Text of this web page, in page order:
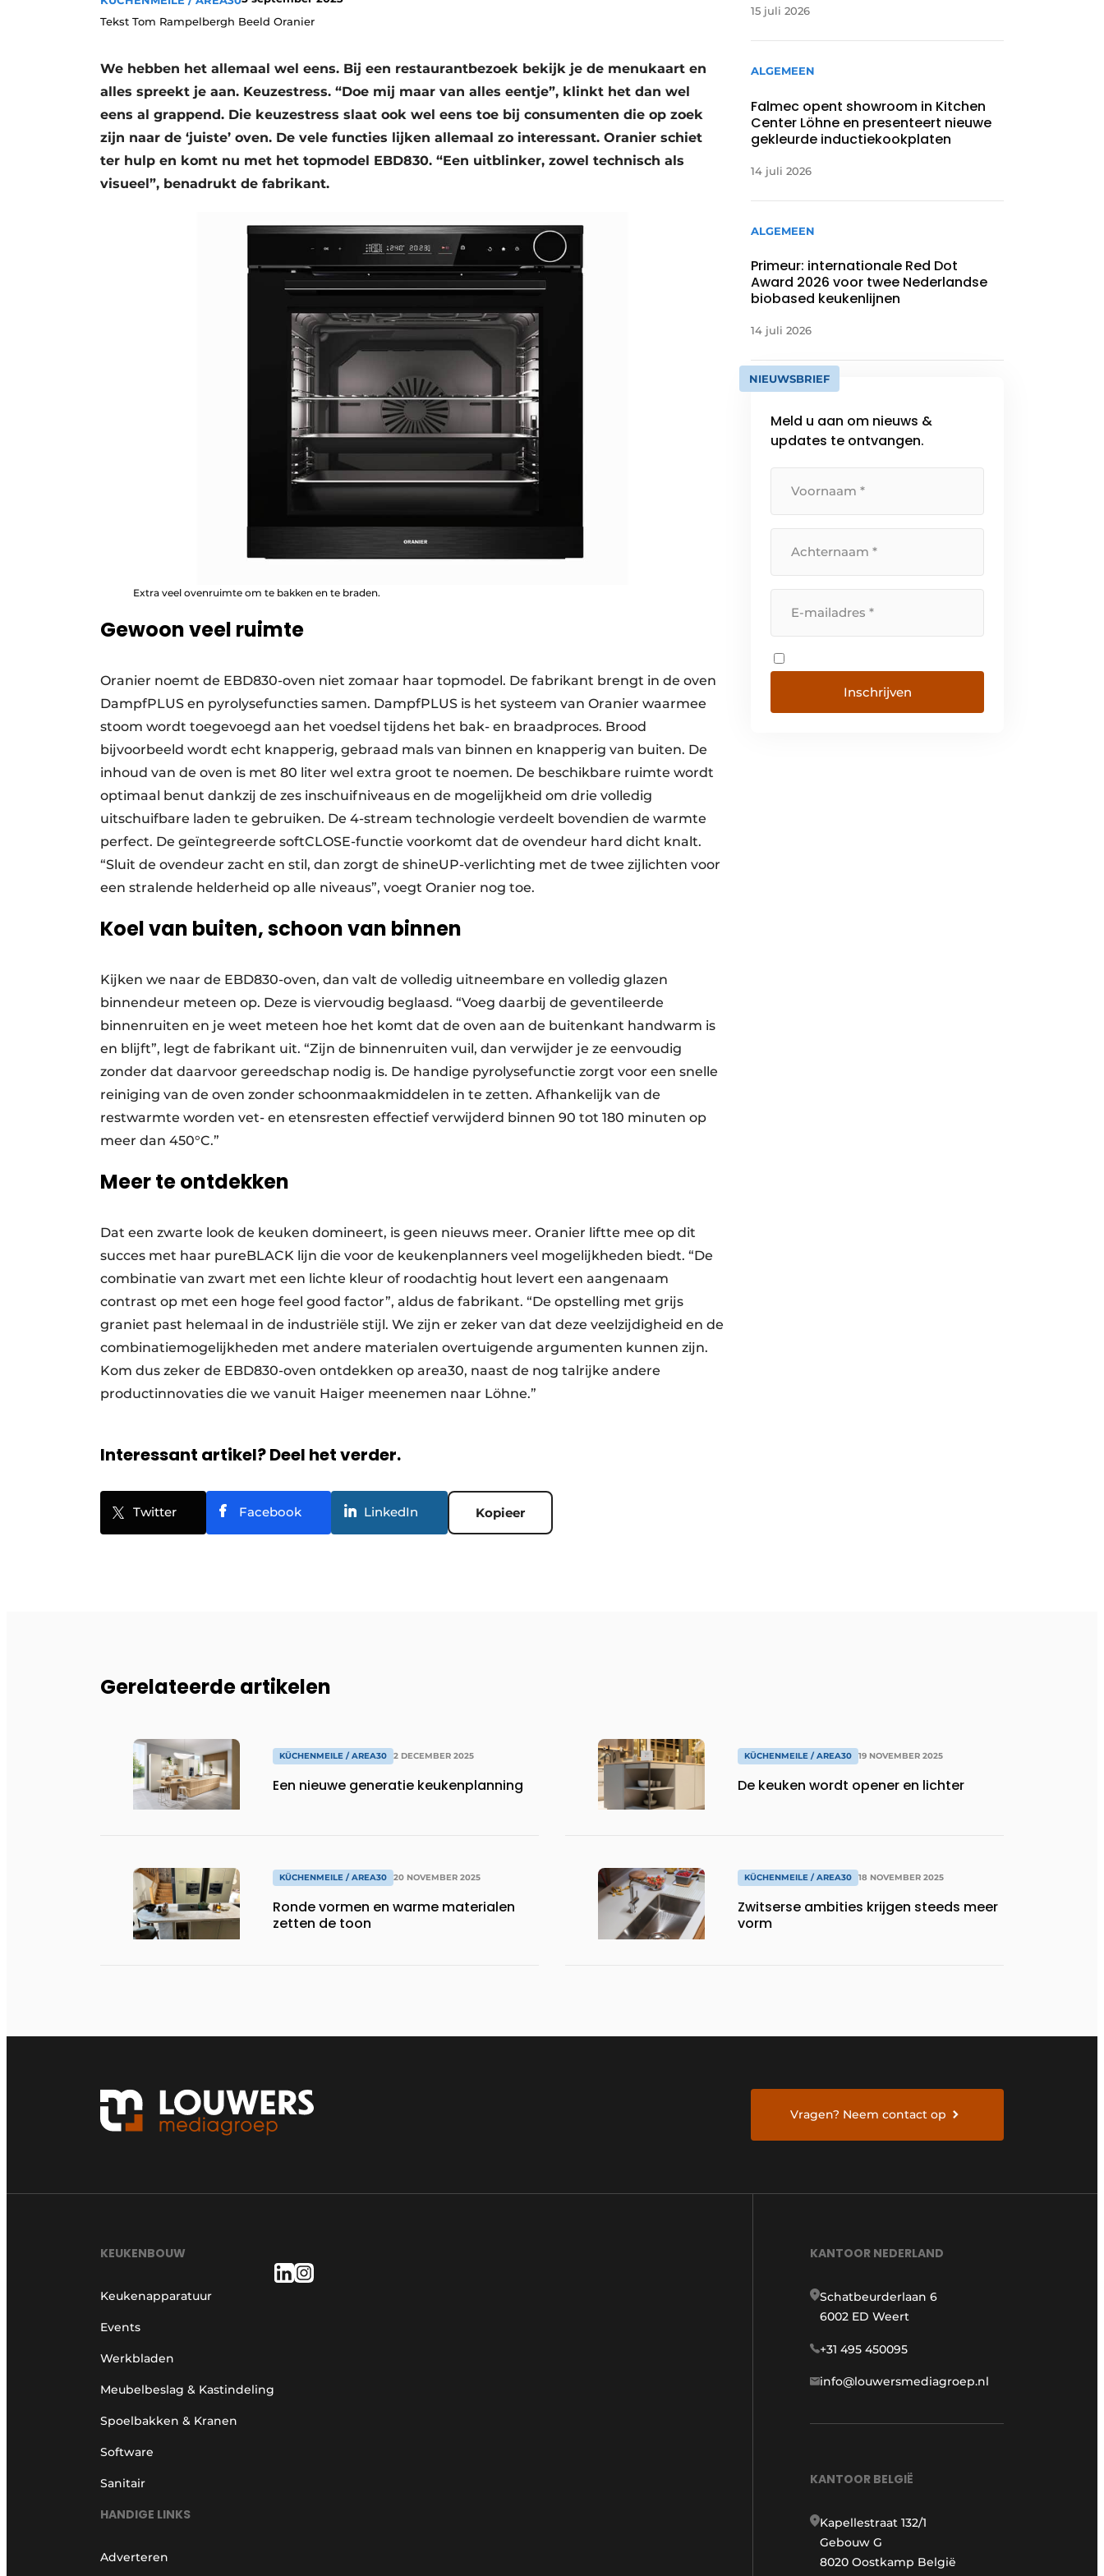
Vacature aanmelden
Video’s
Tekst Tom Rampelbergh Beeld Oranier
We hebben het allemaal wel eens. Bij een restaurantbezoek bekijk je de menukaart en
alles spreekt je aan. Keuzestress. “Doe mij maar van alles eentje”, klinkt het dan wel
eens al grappend. Die keuzestress slaat ook wel eens toe bij consumenten die op zoek
zijn naar de ‘juiste’ oven. De vele functies lijken allemaal zo interessant. Oranier schiet
ter hulp en komt nu met het topmodel EBD830. “Een uitblinker, zowel technisch als
visueel”, benadrukt de fabrikant.
Extra veel ovenruimte om te bakken en te braden.
Gewoon veel ruimte
Oranier noemt de EBD830-oven niet zomaar haar topmodel. De fabrikant brengt in de oven
DampfPLUS en pyrolysefuncties samen. DampfPLUS is het systeem van Oranier waarmee
stoom wordt toegevoegd aan het voedsel tijdens het bak- en braadproces. Brood
bijvoorbeeld wordt echt knapperig, gebraad mals van binnen en knapperig van buiten. De
inhoud van de oven is met 80 liter wel extra groot te noemen. De beschikbare ruimte wordt
optimaal benut dankzij de zes inschuifniveaus en de mogelijkheid om drie volledig
uitschuifbare laden te gebruiken. De 4-stream technologie verdeelt bovendien de warmte
perfect. De geïntegreerde softCLOSE-functie voorkomt dat de ovendeur hard dicht knalt.
“Sluit de ovendeur zacht en stil, dan zorgt de shineUP-verlichting met de twee zijlichten voor
een stralende helderheid op alle niveaus”, voegt Oranier nog toe.
Koel van buiten, schoon van binnen
Kijken we naar de EBD830-oven, dan valt de volledig uitneembare en volledig glazen
binnendeur meteen op. Deze is viervoudig beglaasd. “Voeg daarbij de geventileerde
binnenruiten en je weet meteen hoe het komt dat de oven aan de buitenkant handwarm is
en blijft”, legt de fabrikant uit. “Zijn de binnenruiten vuil, dan verwijder je ze eenvoudig
zonder dat daarvoor gereedschap nodig is. De handige pyrolysefunctie zorgt voor een snelle
reiniging van de oven zonder schoonmaakmiddelen in te zetten. Afhankelijk van de
restwarmte worden vet- en etensresten effectief verwijderd binnen 90 tot 180 minuten op
meer dan 450°C.”
Meer te ontdekken
Dat een zwarte look de keuken domineert, is geen nieuws meer. Oranier liftte mee op dit
succes met haar pureBLACK lijn die voor de keukenplanners veel mogelijkheden biedt. “De
combinatie van zwart met een lichte kleur of roodachtig hout levert een aangenaam
contrast op met een hoge feel good factor”, aldus de fabrikant. “De opstelling met grijs
graniet past helemaal in de industriële stijl. We zijn er zeker van dat deze veelzijdigheid en de
combinatiemogelijkheden met andere materialen overtuigende argumenten kunnen zijn.
Kom dus zeker de EBD830-oven ontdekken op area30, naast de nog talrijke andere
productinnovaties die we vanuit Haiger meenemen naar Löhne.”
Interessant artikel? Deel het verder.
Twitter Facebook LinkedIn Kopieer
15 juli 2026
ALGEMEEN
Falmec opent showroom in Kitchen
Center Löhne en presenteert nieuwe
gekleurde inductiekookplaten
14 juli 2026
ALGEMEEN
Primeur: internationale Red Dot
Award 2026 voor twee Nederlandse
biobased keukenlijnen
14 juli 2026
NIEUWSBRIEF
Meld u aan om nieuws &
updates te ontvangen.
Inschrijven
Gerelateerde artikelen
KÜCHENMEILE / AREA30 2 DECEMBER 2025
Een nieuwe generatie keukenplanning
KÜCHENMEILE / AREA30 20 NOVEMBER 2025
Ronde vormen en warme materialen
zetten de toon
KÜCHENMEILE / AREA30 19 NOVEMBER 2025
De keuken wordt opener en lichter
KÜCHENMEILE / AREA30 18 NOVEMBER 2025
Zwitserse ambities krijgen steeds meer
vorm
Vragen? Neem contact op
KEUKENBOUW
Keukenapparatuur
Events
Werkbladen
Meubelbeslag & Kastindeling
Spoelbakken & Kranen
Software
Sanitair
HANDIGE LINKS
Adverteren
KANTOOR NEDERLAND
Schatbeurderlaan 6
6002 ED Weert
+31 495 450095
info@louwersmediagroep.nl
KANTOOR BELGIË
Kapellestraat 132/1
Gebouw G
8020 Oostkamp België